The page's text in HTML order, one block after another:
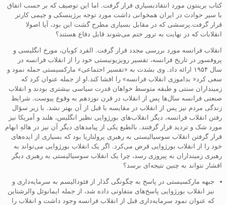
کتاب برینتون مورد انتقادبسیاری قرار گرفت. اما این توصیف که بر حسب اتفاق
با سیر حوادث در ایران همخوانی داشت مورد توجه برژینسکی و جیمی کارتر
قرار گرفت.پرسشی که در مقابل بسیاری مطرح گشت این بود، آیا اصولا
انقلابات که در نهایت به ترور ختم می‌شوند قابل دفاع هستند؟
انقلاب فرانسه مورد بررسی مجدد قرار گرفت. الفرد کوبان، مورخ انگلیسی و
پروفسور در تاریخ فرانسه، تفسیر رویزیونیستی خود را از انقلاب فرانسه در
سال ۱۹۵۴ ارائه داد. وی بشدت به «تفسیر احتماعی» مارکسیستی حمله نمود و
سعی کرد« بداموزی انقلاب فرانسه» را افشا کند.او از جمله عنوان کرد که
زمینداران سنتی و طبقه متوسط خواهان قدرت سیاسی بیشتری بودند و انقلاب
صنعتی فرانسه سال‌ها پس از انقلاب در قرن نوزدهم به وقوع پیوست. شرایط
زندگی مردم نیز پس از انقلاب در مقایسه با قبل از آن بهتر نشد. با زیر سؤال
رفتن انقلاب فرانسه، دیگر انقلاب‌های بورژوایی نظیر انگلیس، هلند و آمریکا نیز
مورد شک و تردید قرار گرفتند. بالطبع یکی از پیامدهای دیگر آن نیز در هالهِ ابهام
قرار گرفتن انقلاب سوسیالیستی به رهبری پرولتاریا بود که بسیاری از ایده‌های
خود را از انقلاب بورژوایی قرض می‌کرد. اگر یک انقلاب بورژوایی می‌تواند به
رهبری زمینداران به پیروزی رسد، چرا یک انقلاب سوسیالیستی به رهبری دیگر
اقشار نتواند به چنین نتیجه‌ای برسد؟
جبهه مارکسیستی در پاسخ به چگونگی گذار از فئودالیسم به سرمایه‌داری و
نیز انقلاب بورژوایی پاسخ‌های متفاوتی داده شد، از جمله ایمانوئل والرشتاین
که عنوان نمود سرمایه‌داری قبل از انقلاب فرانسه وجود داشت و انقلاب را